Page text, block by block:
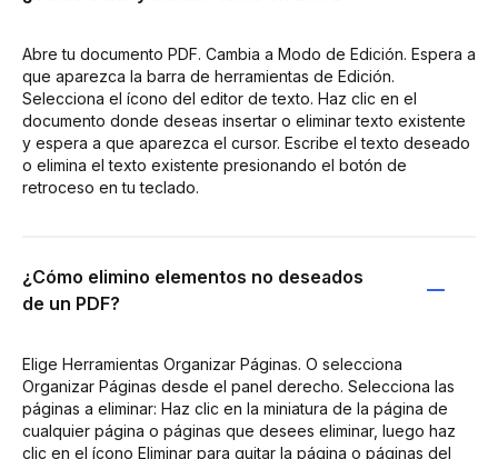
Abre tu documento PDF. Cambia a Modo de Edición. Espera a
que aparezca la barra de herramientas de Edición.
Selecciona el ícono del editor de texto. Haz clic en el
documento donde deseas insertar o eliminar texto existente
y espera a que aparezca el cursor. Escribe el texto deseado
o elimina el texto existente presionando el botón de
retroceso en tu teclado.
¿Cómo elimino elementos no deseados
de un PDF?
Elige Herramientas Organizar Páginas. O selecciona
Organizar Páginas desde el panel derecho. Selecciona las
páginas a eliminar: Haz clic en la miniatura de la página de
cualquier página o páginas que desees eliminar, luego haz
clic en el ícono Eliminar para quitar la página o páginas del